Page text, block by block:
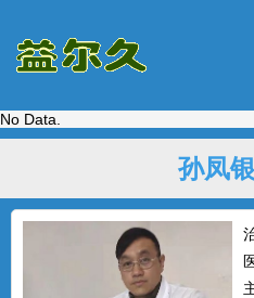
No Data.
孙凤